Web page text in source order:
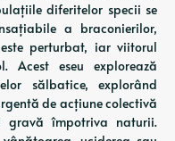
diferitelor specii se
a braconierilor,
perturbat, iar viitorul
Acest eseu explorează
sălbatice, explorând
de acțiune colectivă
gravă împotriva naturii.